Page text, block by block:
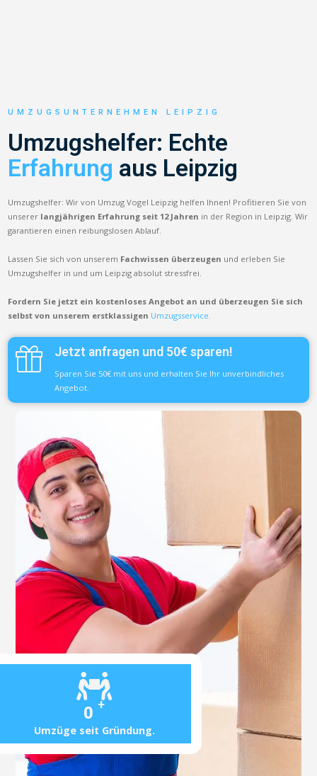
0 +
Umzüge seit Gründung.
UMZUGSUNTERNEHMEN LEIPZIG
Umzugshelfer: Echte
Erfahrung aus Leipzig
Umzugshelfer: Wir von Umzug Vogel Leipzig helfen Ihnen! Profitieren Sie von
unserer langjährigen Erfahrung seit 12 Jahren in der Region in Leipzig. Wir
garantieren einen reibungslosen Ablauf.
Lassen Sie sich von unserem Fachwissen überzeugen und erleben Sie
Umzugshelfer in und um Leipzig absolut stressfrei.
Fordern Sie jetzt ein kostenloses Angebot an und überzeugen Sie sich
selbst von unserem erstklassigen Umzugsservice.
Jetzt anfragen und 50€ sparen!
Sparen Sie 50€ mit uns und erhalten Sie Ihr unverbindliches
Angebot.